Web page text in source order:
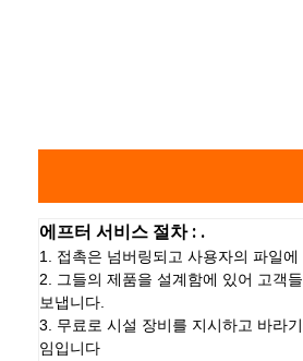
에프터 서비스 절차 : .
1. 접촉은 넘버링되고 사용자의 파일에
2. 그들의 제품을 설계함에 있어 고객
보냅니다.
3. 무료로 시설 장비를 지시하고 바라
임입니다